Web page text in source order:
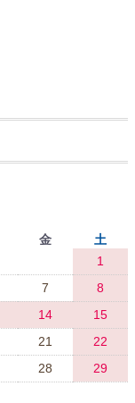
金
土
1
7
8
14
15
21
22
28
29